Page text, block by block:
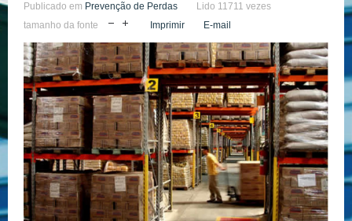
Publicado em Prevenção de Perdas
Lido 11711 vezes
tamanho da fonte
Imprimir E-mail